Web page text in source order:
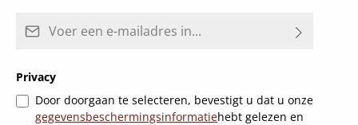
Privacy
Door doorgaan te selecteren, bevestigt u dat u onze
gegevensbeschermingsinformatiehebt gelezen en